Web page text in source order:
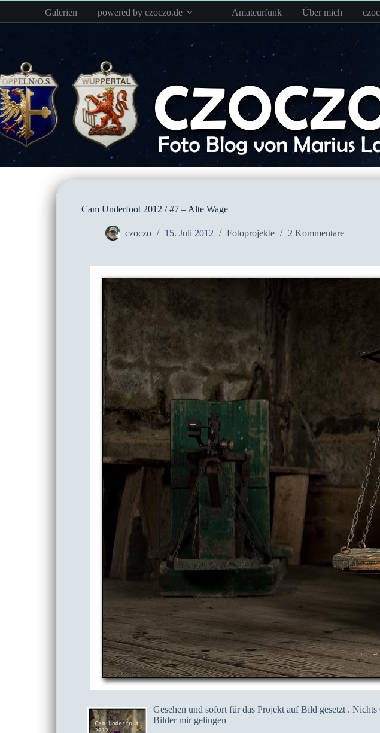
springen
Galerien powered by czoczo.de Amateurfunk Über mich
Cam Underfoot 2012 / #7 – Alte Wage
czoczo 15. Juli 2012 Fotoprojekte 2 Kommentare
Gesehen und sofort für das Projekt auf Bild gesetzt .
Bilder mir gelingen